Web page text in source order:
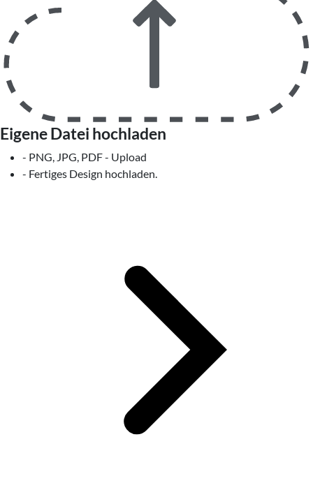
Eigene Datei hochladen
- PNG, JPG, PDF - Upload
- Fertiges Design hochladen.